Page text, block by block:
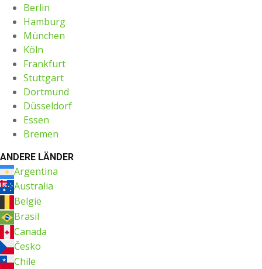
Berlin
Hamburg
München
Köln
Frankfurt
Stuttgart
Dortmund
Düsseldorf
Essen
Bremen
ANDERE LÄNDER
Argentina
Australia
België
Brasil
Canada
Česko
Chile